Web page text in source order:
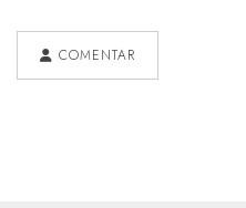
COMENTAR